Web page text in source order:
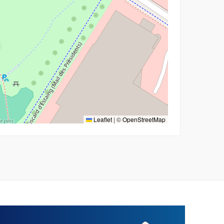
Leaflet | ©OpenStreetMap